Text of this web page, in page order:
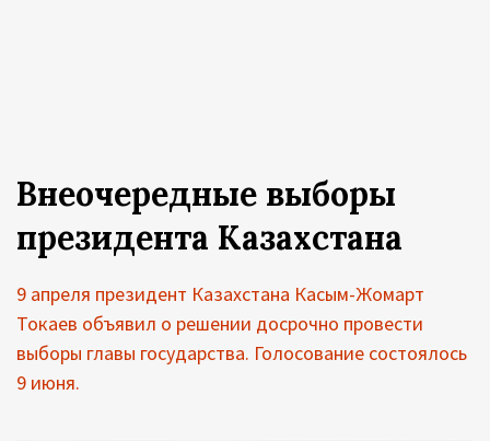
Внеочередные выборы
президента Казахстана
9 апреля президент Казахстана Касым-Жомарт
Токаев объявил о решении досрочно провести
выборы главы государства. Голосование состоялось
9 июня.